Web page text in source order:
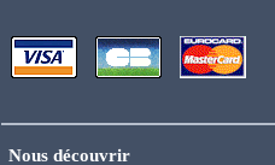
Nous découvrir